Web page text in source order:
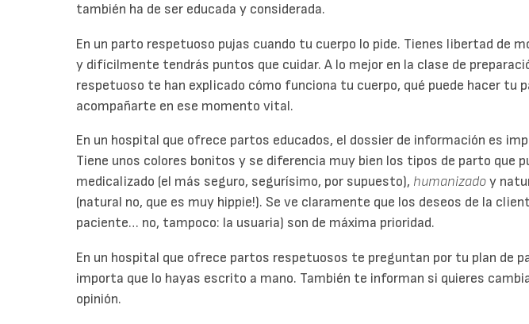
también ha de ser educada y considerada.
En un parto respetuoso pujas cuando tu cuerpo lo pide. Tienes libertad de
y difícilmente tendrás puntos que cuidar. A lo mejor en la clase de
respetuoso te han explicado cómo funciona tu cuerpo, qué puede hacer tu
acompañarte en ese momento vital.
En un hospital que ofrece partos educados, el dossier de información es
Tiene unos colores bonitos y se diferencia muy bien los tipos de parto que
medicalizado (el más seguro, segurísimo, por supuesto), humanizadoy
(natural no, que es muy hippie!). Se ve claramente que los deseos de la
paciente… no, tampoco: la usuaria) son de máxima prioridad.
En un hospital que ofrece partos respetuosos te preguntan por tu plan de
importa que lo hayas escrito a mano. También te informan si quieres
opinión.